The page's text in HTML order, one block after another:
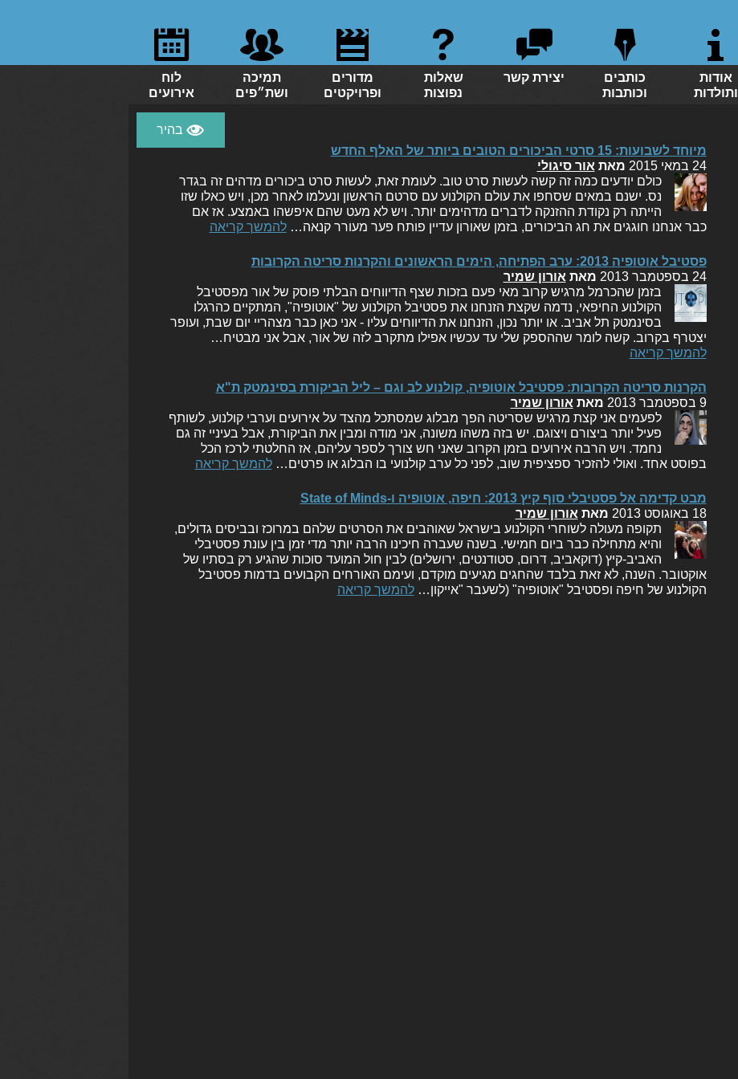
אודות
ותולדות
כותבים
וכותבות
יצירת קשר
שאלות
נפוצות
מדורים
ופרויקטים
תמיכה
ושת״פים
לוח
אירועים
מיוחד לשבועות: 15 סרטי הביכורים הטובים ביותר של האלף החדש
24 במאי 2015
מאת אור סיגולי
כולם יודעים כמה זה קשה לעשות סרט טוב. לעומת זאת, לעשות סרט ביכורים מדהים זה בגדר
נס. ישנם במאים שסחפו את עולם הקולנוע עם סרטם הראשון ונעלמו לאחר מכן, ויש כאלו שזו
הייתה רק נקודת ההזנקה לדברים מדהימים יותר. ויש לא מעט שהם איפשהו באמצע. אז אם
כבר אנחנו חוגגים את חג הביכורים, בזמן שאורון עדיין פותח פער מעורר קנאה…להמשך קריאה
פסטיבל אוטופיה 2013: ערב הפתיחה, הימים הראשונים והקרנות סריטה הקרובות
24 בספטמבר 2013
מאת אורון שמיר
בזמן שהכרמל מרגיש קרוב מאי פעם בזכות שצף הדיווחים הבלתי פוסק של אור מפסטיבל
הקולנוע החיפאי, נדמה שקצת הזנחנו את פסטיבל הקולנוע של "אוטופיה", המתקיים כהרגלו
בסינמטק תל אביב. או יותר נכון, הזנחנו את הדיווחים עליו - אני כאן כבר מצהריי יום שבת, ועופר
יצטרף בקרוב. קשה לומר שההספק שלי עד עכשיו אפילו מתקרב לזה של אור, אבל אני מבטיח…
להמשך קריאה
הקרנות סריטה הקרובות: פסטיבל אוטופיה, קולנוע לב וגם – ליל הביקורת בסינמטק ת"א
9 בספטמבר 2013
מאת אורון שמיר
לפעמים אני קצת מרגיש שסריטה הפך מבלוג שמסתכל מהצד על אירועים וערבי קולנוע, לשותף
פעיל יותר ביצורם ויצוגם. יש בזה משהו משונה, אני מודה ומבין את הביקורת, אבל בעיניי זה גם
נחמד. ויש הרבה אירועים בזמן הקרוב שאני חש צורך לספר עליהם, אז החלטתי לרכז הכל
בפוסט אחד. ואולי להזכיר ספציפית שוב, לפני כל ערב קולנועי בו הבלוג או פרטים…להמשך קריאה
מבט קדימה אל פסטיבלי סוף קיץ 2013: חיפה, אוטופיה ו-State of Minds
18 באוגוסט 2013
מאת אורון שמיר
תקופה מעולה לשוחרי הקולנוע בישראל שאוהבים את הסרטים שלהם במרוכז ובביסים גדולים,
והיא מתחילה כבר ביום חמישי. בשנה שעברה חיכינו הרבה יותר מדי זמן בין עונת פסטיבלי
האביב-קיץ (דוקאביב, דרום, סטודנטים, ירושלים) לבין חול המועד סוכות שהגיע רק בסתיו של
אוקטובר. השנה, לא זאת בלבד שהחגים מגיעים מוקדם, ועימם האורחים הקבועים בדמות פסטיבל
הקולנוע של חיפה ופסטיבל "אוטופיה" (לשעבר "אייקון…להמשך קריאה